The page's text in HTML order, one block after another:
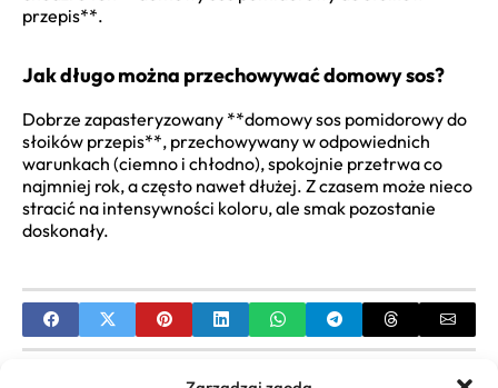
przepis**.
Jak długo można przechowywać domowy sos?
Dobrze zapasteryzowany **domowy sos pomidorowy do
słoików przepis**, przechowywany w odpowiednich
warunkach (ciemno i chłodno), spokojnie przetrwa co
najmniej rok, a często nawet dłużej. Z czasem może nieco
stracić na intensywności koloru, ale smak pozostanie
doskonały.